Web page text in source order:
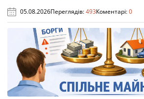
05.08.2026Переглядів:493Коментарі:0